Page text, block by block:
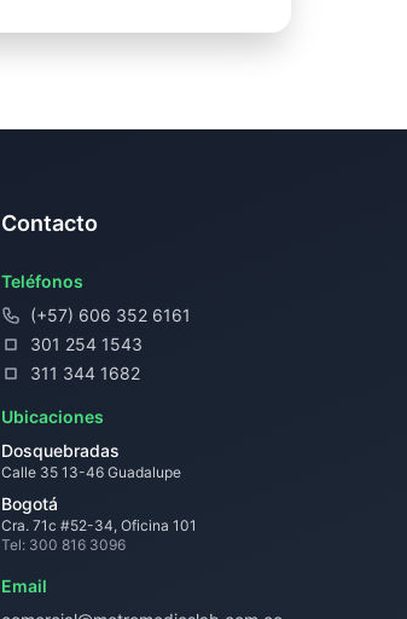
Contacto
Teléfonos
(+57) 606 352 6161
301 254 1543
311 344 1682
Ubicaciones
Dosquebradas
Calle 35 13-46 Guadalupe
Bogotá
Cra. 71c #52-34, Oficina 101
Tel: 300 816 3096
Email